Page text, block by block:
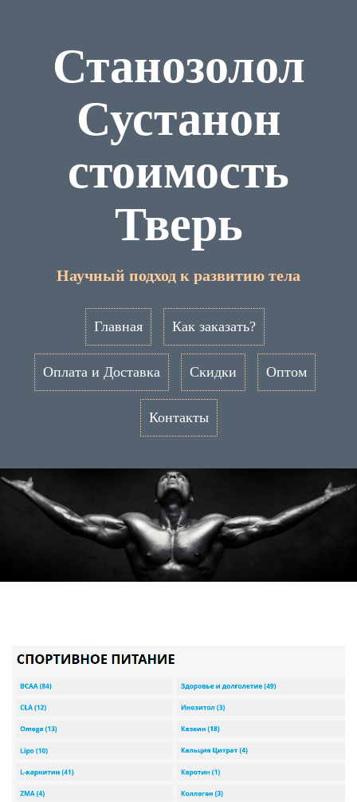
Станозолол
Сустанон
стоимость
Тверь
Научный подход к развитию тела
Главная Как заказать?
Оплата и Доставка Скидки Оптом
Контакты